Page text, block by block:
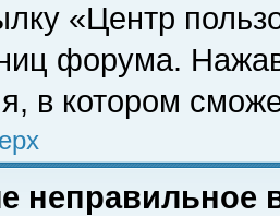
«Центр
форума.
в котором
неправильное